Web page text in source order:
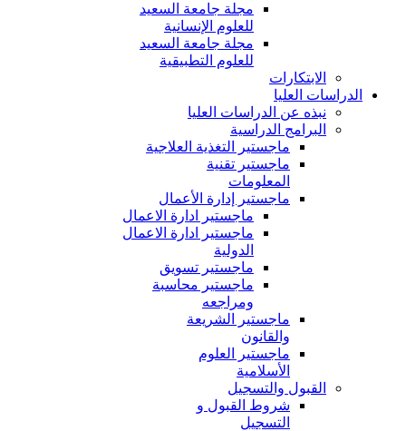
مجلة جامعة السعيد
للعلوم الإنسانية
مجلة جامعة السعيد
للعلوم التطبيقية
الابتكارات
الدراسات العليا
نبذه عن الدراسات العليا
البرامج الدراسية
ماجستير التغذية العلاجية
ماجستير تقنية
المعلومات
ماجستير إدارة الأعمال
ماجستير ادارة الاعمال
ماجستير ادارة الاعمال
الدولية
ماجستير تسويق
ماجستير محاسبة
ومراجعه
ماجستير الشريعة
والقانون
ماجستير العلوم
الأسلامية
القبول والتسجيل
شروط القبول و
التسجيل